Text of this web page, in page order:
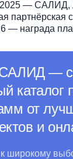
―
каталог
от
и
к широкому